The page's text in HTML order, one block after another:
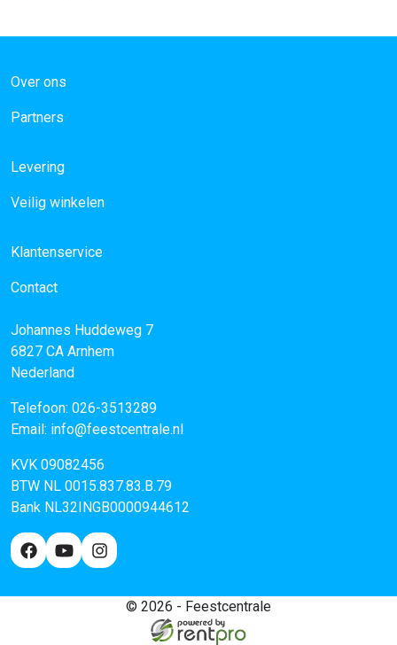
Over ons
Partners
Levering
Veilig winkelen
Klantenservice
Contact
Johannes Huddeweg 7
6827 CA Arnhem
Nederland
Telefoon: 026-3513289
Email: info@feestcentrale.nl
KVK 09082456
BTW NL 0015.837.83.B.79
Bank NL32INGB0000944612
© 2026 - Feestcentrale